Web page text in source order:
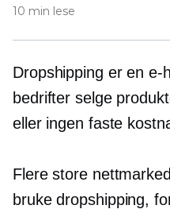
10 min lese
Dropshipping er en e-
bedrifter selge
eller ingen faste
Flere store
bruke dropshipping,